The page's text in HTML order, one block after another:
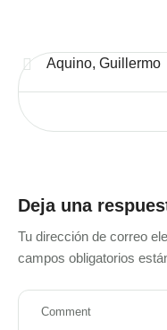
Aquino, Guillermo
Deja una
Tu dirección de correo
campos obligatorios